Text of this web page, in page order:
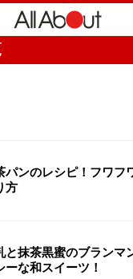
パンのレシピ！フワフ
方
と抹茶黒蜜のブラン
ーな和スイーツ！